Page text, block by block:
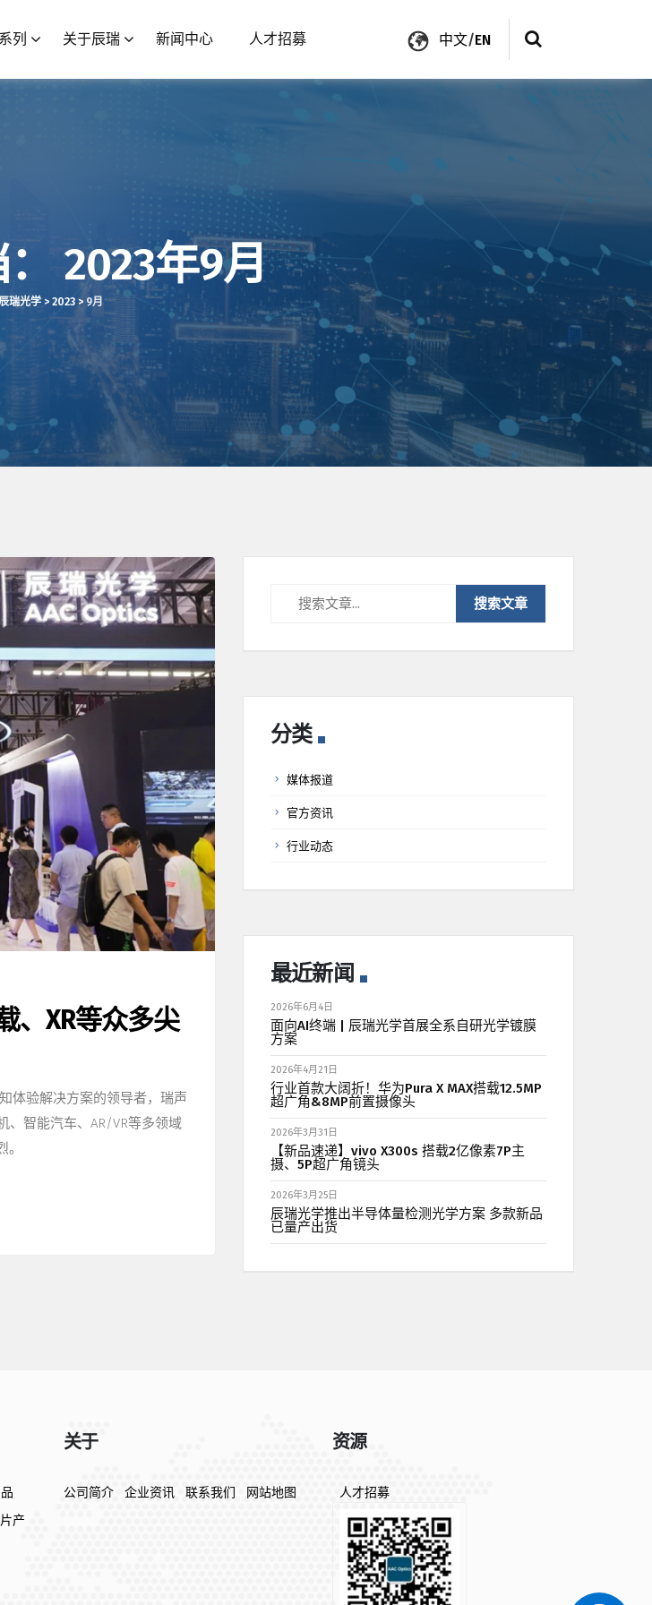
中文/EN
列 关于辰瑞 新闻中心 人才招募
：2023年9月
瑞光学> 2023> 9月
、XR等众多尖
体验解决方案的领导者，瑞声
、智能汽车、AR/VR等多领域
分类
媒体报道
官方资讯
行业动态
最近新闻
2026年6月4日
面向AI终端 | 辰瑞光学首展全系自研光学镀膜
方案
2026年4月21日
行业首款大阔折！华为Pura X MAX搭载12.5MP
超广角&8MP前置摄像头
2026年3月31日
【新品速递】vivo X300s 搭载2亿像素7P主
摄、5P超广角镜头
2026年3月25日
辰瑞光学推出半导体量检测光学方案 多款新品
已量产出货
产
关于
公司简介 企业资讯 联系我们 网站地图
资源
人才招募